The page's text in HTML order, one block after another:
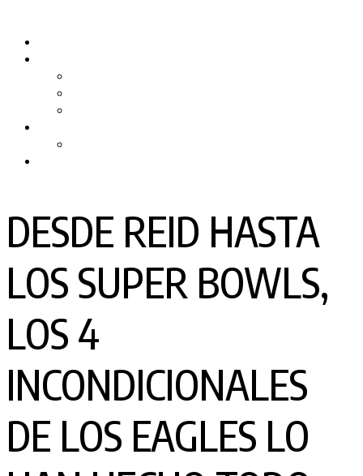
content
DESDE REID HASTA
LOS SUPER BOWLS,
LOS 4
INCONDICIONALES
DE LOS EAGLES LO